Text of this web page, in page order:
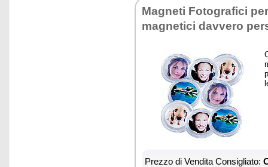
Magneti Fotografici
magnetici davvero
Prezzo di Vendita Consigliato: